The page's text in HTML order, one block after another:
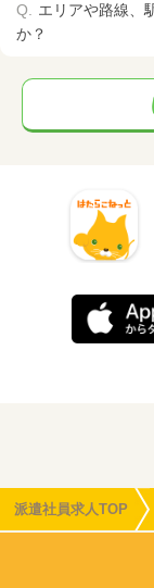
エリアや路線、
か？
派遣社員求人TOP